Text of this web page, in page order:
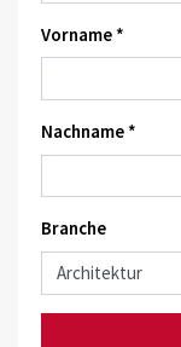
Vorname *
Nachname *
Branche